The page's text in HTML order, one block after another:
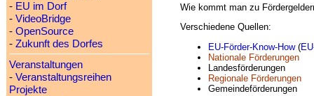
- EU im Dorf
- VideoBridge
- OpenSource
- Zukunft des Dorfes
Veranstaltungen
- Veranstaltungsreihen
Projekte
Wie kommt man zu
Verschiedene Quellen:
EU-Förder-Know-How(
Nationale Förderungen
Landesförderungen
Regionale Förderungen
Gemeindeförderungen